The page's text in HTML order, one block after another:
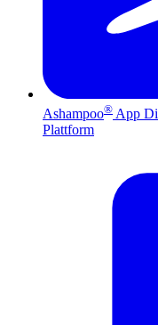
Ashampoo® App
Plattform